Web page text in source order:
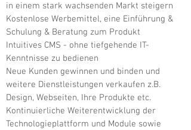
in einem stark wachsenden Markt steigern
Kostenlose Werbemittel, eine Einführung &
Schulung & Beratung zum Produkt
Intuitives CMS - ohne tiefgehende IT-
Kenntnisse zu bedienen
Neue Kunden gewinnen und binden und
weitere Dienstleistungen verkaufen z.B.
Design, Webseiten, Ihre Produkte etc.
Kontinuierliche Weiterentwicklung der
Technologieplattform und Module sowie